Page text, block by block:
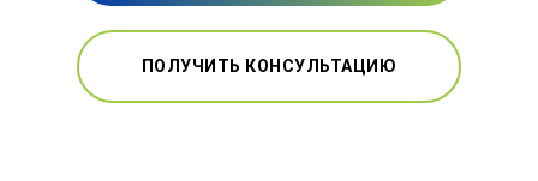
ПОЛУЧИТЬ КОНСУЛЬТАЦИЮ